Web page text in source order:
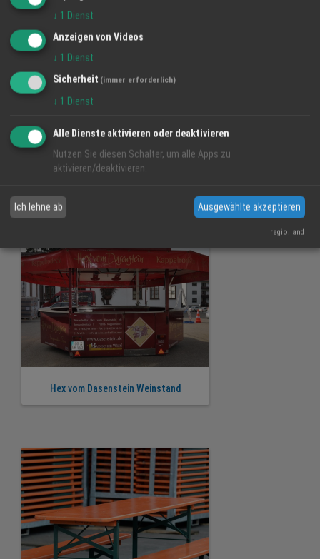
Hex vom Dasenstein Weinstand
↓ 1 Dienst
Anzeigen von Videos
↓ 1 Dienst
Sicherheit (immer erforderlich)
↓ 1 Dienst
Alle Dienste aktivieren oder deaktivieren
Nutzen Sie diesen Schalter, um alle Apps zu
aktivieren/deaktivieren.
Ich lehne ab Ausgewählte akzeptieren
regio.land